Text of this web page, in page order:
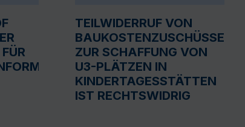
TEILWIDERRUF VON
BAUKOSTENZUSCHÜSSEN
ZUR SCHAFFUNG VON
U3-PLÄTZEN IN
KINDERTAGESSTÄTTEN
IST RECHTSWIDRIG